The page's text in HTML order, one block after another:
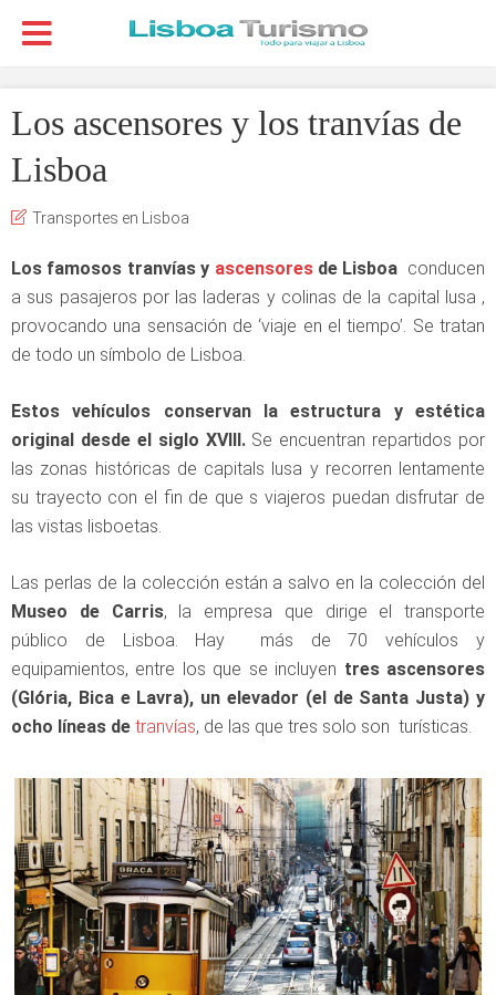
Los ascensores y los tranvías de
Lisboa
Transportes en Lisboa
Los famosos tranvías y ascensores de Lisboa conducen
a sus pasajeros por las laderas y colinas de la capital lusa ,
provocando una sensación de ‘viaje en el tiempo’. Se tratan
de todo un símbolo de Lisboa.
Estos vehículos conservan la estructura y estética
original desde el siglo XVIII.Se encuentran repartidos por
las zonas históricas de capitals lusa y recorren lentamente
su trayecto con el fin de que s viajeros puedan disfrutar de
las vistas lisboetas.
Las perlas de la colección están a salvo en la colección del
Museo de Carris, la empresa que dirige el transporte
público de Lisboa. Hay más de 70 vehículos y
equipamientos, entre los que se incluyen tres ascensores
(Glória, Bica e Lavra), un elevador (el de Santa Justa) y
ocho líneas de tranvías, de las que tres solo son turísticas.